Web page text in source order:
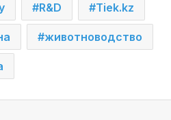
R&D Tiek.kz
животноводство